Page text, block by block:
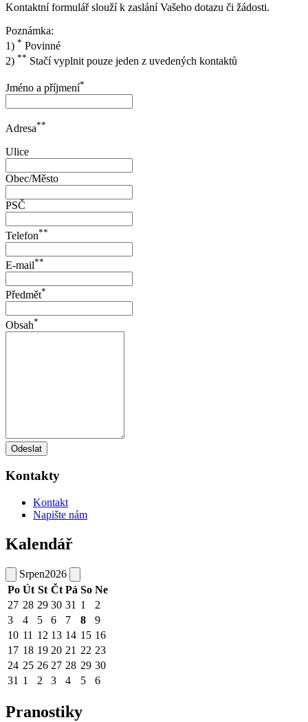
Kontaktní formulář slouží k zaslání Vašeho dotazu či žádosti.
Poznámka:
1) * Povinné
2) ** Stačí vyplnit pouze jeden z uvedených kontaktů
Jméno a příjmení*
Adresa**
Ulice
Obec/Město
PSČ
Telefon**
E-mail**
Předmět*
Obsah*
Odeslat
Kontakty
Kontakt
Napište nám
Kalendář
Srpen2026
Po Út St Čt Pá So Ne
27 28 29 30 31 1
2
3
4 5 6 7 8
9
10 11 12 13 14 15 16
17 18 19 20 21 22 23
24 25 26 27 28 29 30
31 1 2 3 4 5 6
Pranostiky